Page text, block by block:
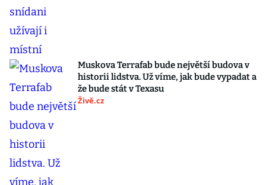
Muskova Terrafab bude největší budova v
historii lidstva. Už víme, jak bude vypadat a
že bude stát v Texasu
Živě.cz